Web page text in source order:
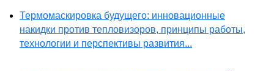
Термомаскировка будущего: инновационные
накидки против тепловизоров, принципы работы,
технологии и перспективы развития...